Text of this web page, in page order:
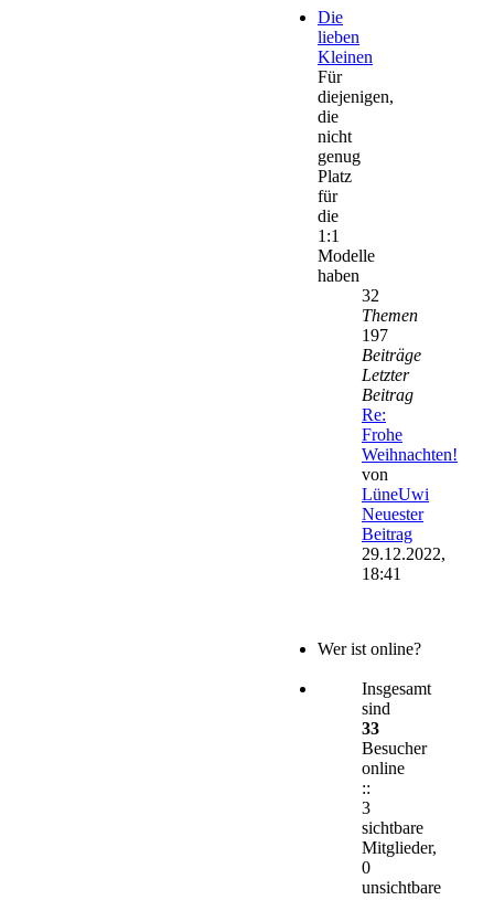
Die
lieben
Kleinen
Für
diejenigen,
die
nicht
genug
Platz
für
die
1:1
Modelle
haben
32
Themen
197
Beiträge
Letzter
Beitrag
Re:
Frohe
Weihnachten!
von
LüneUwi
Neuester
Beitrag
29.12.2022,
18:41
Wer ist online?
Insgesamt
sind
33
Besucher
online
::
3
sichtbare
Mitglieder,
0
unsichtbare